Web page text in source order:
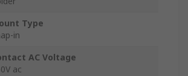
Type
in
AC Voltage
ac